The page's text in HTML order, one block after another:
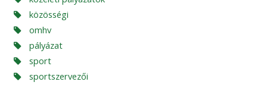
közösségi
omhv
pályázat
sport
sportszervezői